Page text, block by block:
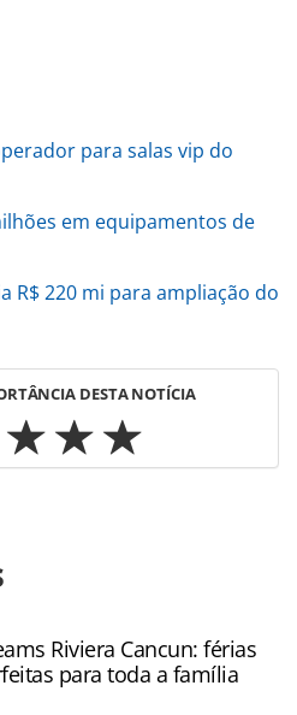
para salas vip do
em equipamentos de
R$ 220 mi para ampliação do
DESTA NOTÍCIA
100xbrasil/infraestrutura/
rj-esta-50-
ferramentas oferecidas na
pela PANROTAS
brasileira sobre direito
sem autorização da
Riviera Cancun: férias
para toda a família